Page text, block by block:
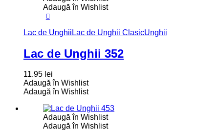
Adaugă în Wishlist
Lac de Unghii Lac de Unghii ClasicUnghii
Lac de Unghii 352
11.95 lei
Adaugă în Wishlist
Adaugă în Wishlist
Adaugă în Wishlist
Adaugă în Wishlist